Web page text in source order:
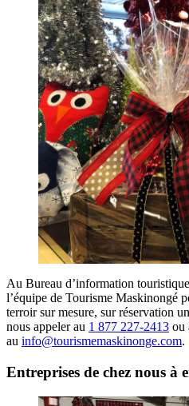
Au Bureau d’information
l’équipe de Tourisme Maskinongé
terroir sur mesure, sur réservation
nous appeler au 1 877 227-2413 ou
au info@tourismemaskinonge.com.
Entreprises de chez nous à